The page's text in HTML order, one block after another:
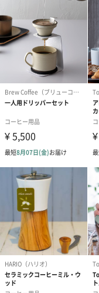
「食卓をもっとおしゃ
なっています。
ご家族やご友人の大切
商品詳細情報
サイズ（外
箱）
240
重量
1800g
お届けセット
内容
・本体
・取扱
原産国